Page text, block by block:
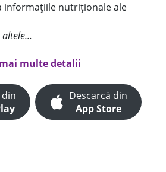
informațiile nutriționale ale
multe detalii
din
Descarcă din
App Store